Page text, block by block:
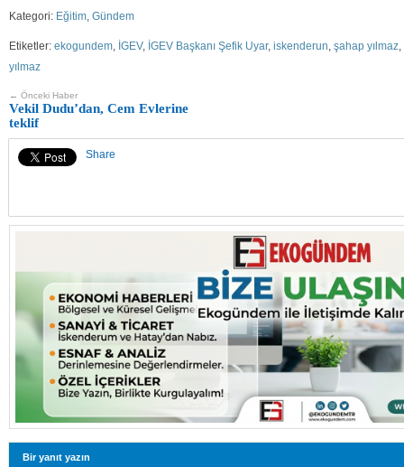
Kategori: Eğitim, Gündem
Etiketler: ekogundem, İGEV, İGEV Başkanı Şefik Uyar, iskenderun, şahap yılmaz,
yılmaz
← Önceki Haber
Vekil Dudu’dan, Cem Evlerine
teklif
Share
Bir yanıt yazın